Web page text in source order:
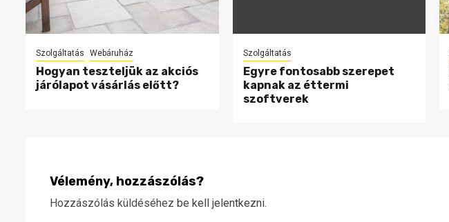
Szolgáltatás Webáruház
Hogyan teszteljük az akciós
járólapot vásárlás előtt?
Szolgáltatás
Egyre fontosabb szerepet
kapnak az éttermi
szoftverek
Vélemény, hozzászólás?
Hozzászólás küldéséhez be kell jelentkezni.